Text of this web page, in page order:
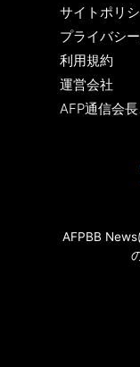
サイトポリ
プライバシ
利用規約
運営会社
AFP通信会
AFPBB